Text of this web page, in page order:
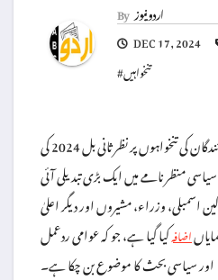
Byاردو نیوز
DEC 17, 2024
#تنخواہیں
پنجاب اسمبلی میں عوامی نمائندگان کی تنخواہوں پر نظر ثانی بل 2024 کی
منظر نامے میں ایک بڑی تبدیلی آئی
وزراء، مشیروں اور دیگر اعلیٰ
اضافہکیا گیا ہے، جو کہ عوامی ردعمل
اور سیاسی بحث کا موضوع بن چکا ہے۔